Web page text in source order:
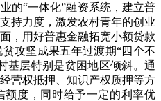
的“一体化”融资系统，建立普
持力度，激发农村青年的创业
，用好普惠金融拓宽小额贷款
攻坚成果五年过渡期“四个不
基层特别是贫困地区倾斜。通
营权抵押、知识产权质押等方
额度，同时给予一定的利率优